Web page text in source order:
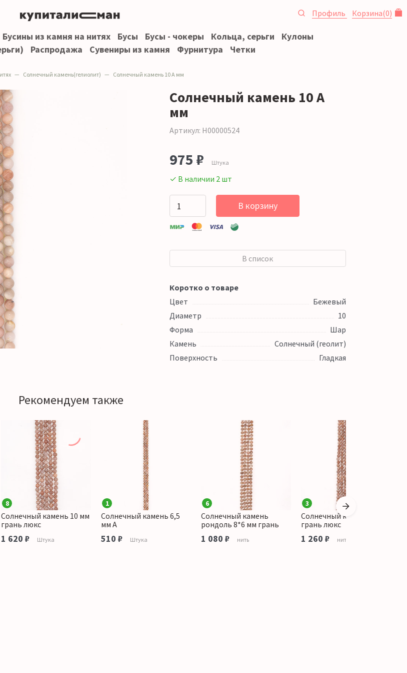
Профиль Корзина(0)
Бусины из камня на нитях Бусы Бусы - чокеры Кольца, серьги
Кулоны
Распродажа Сувениры из камня Фурнитура Четки
Солнечный камень(гелиолит) Солнечный камень 10 А мм
Солнечный камень 10 А
мм
Артикул: Н00000524
975 ₽ Штука
✓ В наличии 2 шт
В корзину
В список
Коротко о товаре
Цвет
Бежевый
Диаметр
10
Форма
Шар
Камень
Солнечный (геолит)
Поверхность
Гладкая
Рекомендуем также
8
Солнечный камень 10 мм
грань люкс
1 620 ₽ Штука
1
Солнечный камень 6,5
мм А
510 ₽ Штука
6
Солнечный камень
рондоль 8*6 мм грань
1 080 ₽ нить
3
Солнечный камень 8 мм
грань люкс
1 260 ₽ нить